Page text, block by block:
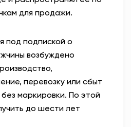
для продажи.
под подпиской о
возбуждено
перевозку или сбыт
маркировки. По этой
до шести лет